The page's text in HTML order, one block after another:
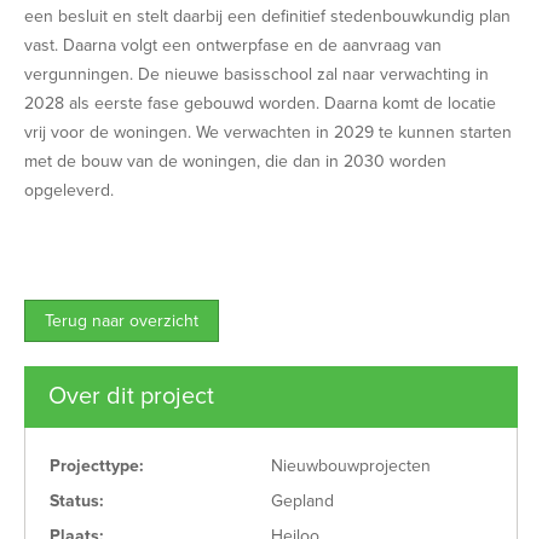
een besluit en stelt daarbij een definitief stedenbouwkundig plan
vast. Daarna volgt een ontwerpfase en de aanvraag van
vergunningen. De nieuwe basisschool zal naar verwachting in
2028 als eerste fase gebouwd worden. Daarna komt de locatie
vrij voor de woningen. We verwachten in 2029 te kunnen starten
met de bouw van de woningen, die dan in 2030 worden
opgeleverd.
Terug naar overzicht
Over dit project
Projecttype:
Nieuwbouwprojecten
Status:
Gepland